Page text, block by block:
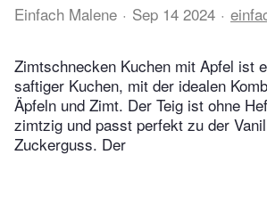
Einfach Malene Sep 14 2024
Zimtschnecken Kuchen mit Apfel ist
saftiger Kuchen, mit der idealen
Äpfeln und Zimt. Der Teig ist ohne
zimtzig und passt perfekt zu der
Zuckerguss. Der